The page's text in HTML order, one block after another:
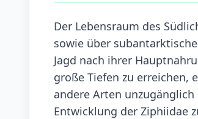
Der Lebensraum des
sowie über
Jagd nach ihrer
große Tiefen zu erreichen,
andere Arten
Entwicklung der Ziphiidae